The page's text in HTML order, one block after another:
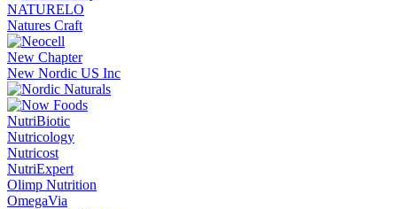
NATURELO
Natures Craft
New Chapter
New Nordic US Inc
NutriBiotic
Nutricology
Nutricost
NutriExpert
Olimp Nutrition
OmegaVia